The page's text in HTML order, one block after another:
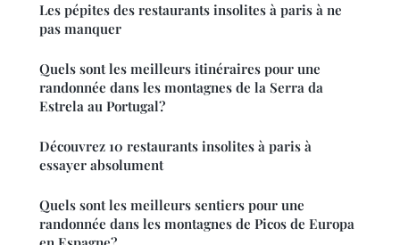
Les pépites des restaurants insolites à paris à ne
pas manquer
Quels sont les meilleurs itinéraires pour une
randonnée dans les montagnes de la Serra da
Estrela au Portugal?
Découvrez 10 restaurants insolites à paris à
essayer absolument
Quels sont les meilleurs sentiers pour une
randonnée dans les montagnes de Picos de Europa